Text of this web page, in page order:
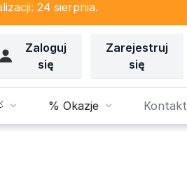
24 sierpnia.
Zaloguj
się
Zarejestruj
się
% Okazje Kontakt